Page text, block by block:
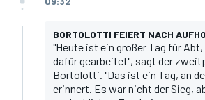
BORTOLOTTI FEIERT NACH
"Heute ist ein großer Tag für
dafür gearbeitet", sagt der
Bortolotti. "Das ist ein Tag, an
erinnert. Es war nicht der Sieg,